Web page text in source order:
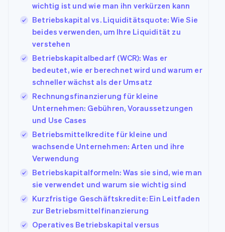
wichtig ist und wie man ihn verkürzen kann
Betriebskapital vs. Liquiditätsquote: Wie Sie
beides verwenden, um Ihre Liquidität zu
verstehen
Betriebskapitalbedarf (WCR): Was er
bedeutet, wie er berechnet wird und warum er
schneller wächst als der Umsatz
Rechnungsfinanzierung für kleine
Unternehmen: Gebühren, Voraussetzungen
und Use Cases
Betriebsmittelkredite für kleine und
wachsende Unternehmen: Arten und ihre
Verwendung
Betriebskapitalformeln: Was sie sind, wie man
sie verwendet und warum sie wichtig sind
Kurzfristige Geschäftskredite: Ein Leitfaden
zur Betriebsmittelfinanzierung
Operatives Betriebskapital versus